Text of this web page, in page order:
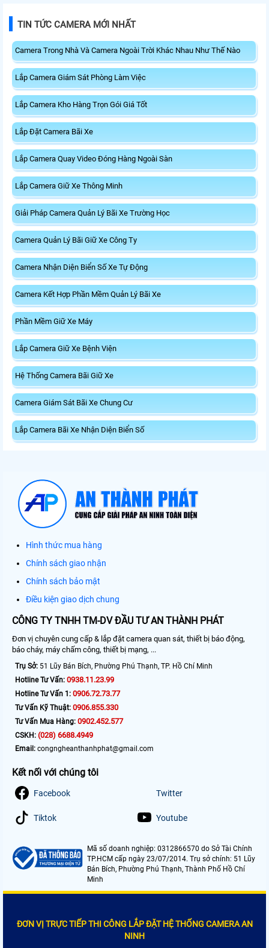
TIN TỨC CAMERA MỚI NHẤT
Camera Trong Nhà Và Camera Ngoài Trời Khác Nhau Như Thế Nào
Lắp Camera Giám Sát Phòng Làm Việc
Lắp Camera Kho Hàng Trọn Gói Giá Tốt
Lắp Đặt Camera Bãi Xe
Lắp Camera Quay Video Đóng Hàng Ngoài Sàn
Lắp Camera Giữ Xe Thông Minh
Giải Pháp Camera Quản Lý Bãi Xe Trường Học
Camera Quản Lý Bãi Giữ Xe Công Ty
Camera Nhận Diện Biển Số Xe Tự Động
Camera Kết Hợp Phần Mềm Quản Lý Bãi Xe
Phần Mềm Giữ Xe Máy
Lắp Camera Giữ Xe Bệnh Viện
Hệ Thống Camera Bãi Giữ Xe
Camera Giám Sát Bãi Xe Chung Cư
Lắp Camera Bãi Xe Nhận Diện Biển Số
Hình thức mua hàng
Chính sách giao nhận
Chính sách bảo mật
Điều kiện giao dịch chung
CÔNG TY TNHH TM-DV ĐẦU TƯ AN THÀNH PHÁT
Đơn vị chuyên cung cấp & lắp đặt camera quan sát, thiết bị báo động,
báo cháy, máy chấm công, thiết bị mạng, ...
Trụ Sở: 51 Lũy Bán Bích, Phường Phú Thạnh, TP. Hồ Chí Minh
Hotline Tư Vấn: 0938.11.23.99
Hotline Tư Vấn 1: 0906.72.73.77
Tư Vấn Kỹ Thuật: 0906.855.330
Tư Vấn Mua Hàng: 0902.452.577
CSKH: (028) 6688.4949
Email: congngheanthanhphat@gmail.com
Kết nối với chúng tôi
Facebook Twitter
Tiktok Youtube
Mã số doanh nghiệp: 0312866570 do Sở Tài Chính
TP.HCM cấp ngày 23/07/2014. Trụ sở chính: 51 Lũy
Bán Bích, Phường Phú Thạnh, Thành Phố Hồ Chí
Minh
ĐƠN VỊ TRỰC TIẾP THI CÔNG LẮP ĐẶT HỆ THỐNG CAMERA AN
NINH